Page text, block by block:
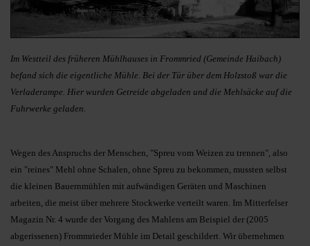
Im Westteil des früheren Mühlhauses in Frommried (Gemeinde Haibach)
befand sich die eigentliche Mühle. Bei der Tür über dem Holzstoß war die
Verladerampe. Hier wurden Getreide abgeladen und die Mehlsäcke auf die
Fuhrwerke geladen.
Wegen des Anspruchs der Menschen, "Spreu vom Weizen zu trennen", also
ein "reines" Mehl ohne Schalen, ohne Spreu zu bekommen, mussten selbst
die kleinen Bauernmühlen mit aufwändigen Geräten und Maschinen
arbeiten, die meist über mehrere Stockwerke verteilt waren. Im Mitterfelser
Magazin Nr. 4 wurde der Vorgang des Mahlens am Beispiel der (2005
abgerissenen) Frommrieder Mühle im Detail geschildert. Wir übernehmen